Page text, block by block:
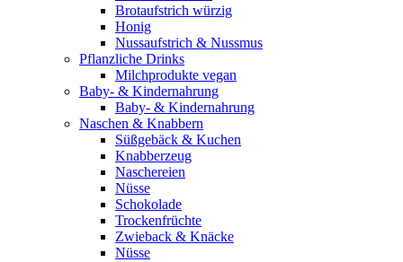
Brotaufstrich würzig
Honig
Nussaufstrich & Nussmus
Pflanzliche Drinks
Milchprodukte vegan
Baby- & Kindernahrung
Baby- & Kindernahrung
Naschen & Knabbern
Süßgebäck & Kuchen
Knabberzeug
Naschereien
Nüsse
Schokolade
Trockenfrüchte
Zwieback & Knäcke
Nüsse